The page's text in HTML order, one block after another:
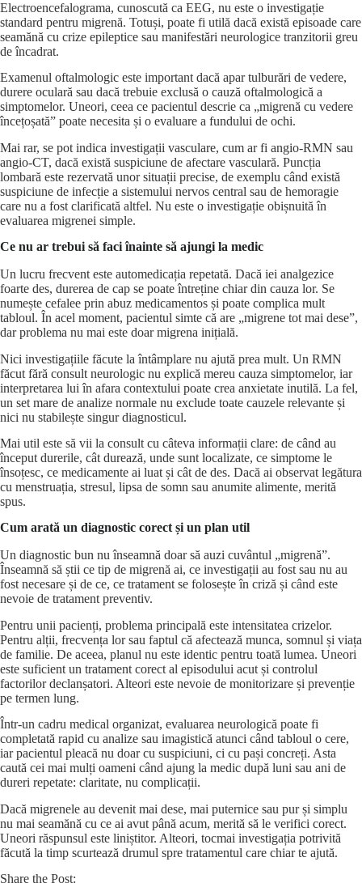
Electroencefalograma, cunoscută ca EEG, nu este o investigație
standard pentru migrenă. Totuși, poate fi utilă dacă există episoade care
seamănă cu crize epileptice sau manifestări neurologice tranzitorii greu
de încadrat.
Examenul oftalmologic este important dacă apar tulburări de vedere,
durere oculară sau dacă trebuie exclusă o cauză oftalmologică a
simptomelor. Uneori, ceea ce pacientul descrie ca „migrenă cu vedere
încețoșată” poate necesita și o evaluare a fundului de ochi.
Mai rar, se pot indica investigații vasculare, cum ar fi angio-RMN sau
angio-CT, dacă există suspiciune de afectare vasculară. Puncția
lombară este rezervată unor situații precise, de exemplu când există
suspiciune de infecție a sistemului nervos central sau de hemoragie
care nu a fost clarificată altfel. Nu este o investigație obișnuită în
evaluarea migrenei simple.
Ce nu ar trebui să faci înainte să ajungi la medic
Un lucru frecvent este automedicația repetată. Dacă iei analgezice
foarte des, durerea de cap se poate întreține chiar din cauza lor. Se
numește cefalee prin abuz medicamentos și poate complica mult
tabloul. În acel moment, pacientul simte că are „migrene tot mai dese”,
dar problema nu mai este doar migrena inițială.
Nici investigațiile făcute la întâmplare nu ajută prea mult. Un RMN
făcut fără consult neurologic nu explică mereu cauza simptomelor, iar
interpretarea lui în afara contextului poate crea anxietate inutilă. La fel,
un set mare de analize normale nu exclude toate cauzele relevante și
nici nu stabilește singur diagnosticul.
Mai util este să vii la consult cu câteva informații clare: de când au
început durerile, cât durează, unde sunt localizate, ce simptome le
însoțesc, ce medicamente ai luat și cât de des. Dacă ai observat legătura
cu menstruația, stresul, lipsa de somn sau anumite alimente, merită
spus.
Cum arată un diagnostic corect și un plan util
Un diagnostic bun nu înseamnă doar să auzi cuvântul „migrenă”.
Înseamnă să știi ce tip de migrenă ai, ce investigații au fost sau nu au
fost necesare și de ce, ce tratament se folosește în criză și când este
nevoie de tratament preventiv.
Pentru unii pacienți, problema principală este intensitatea crizelor.
Pentru alții, frecvența lor sau faptul că afectează munca, somnul și viața
de familie. De aceea, planul nu este identic pentru toată lumea. Uneori
este suficient un tratament corect al episodului acut și controlul
factorilor declanșatori. Alteori este nevoie de monitorizare și prevenție
pe termen lung.
Într-un cadru medical organizat, evaluarea neurologică poate fi
completată rapid cu analize sau imagistică atunci când tabloul o cere,
iar pacientul pleacă nu doar cu suspiciuni, ci cu pași concreți. Asta
caută cei mai mulți oameni când ajung la medic după luni sau ani de
dureri repetate: claritate, nu complicații.
Dacă migrenele au devenit mai dese, mai puternice sau pur și simplu
nu mai seamănă cu ce ai avut până acum, merită să le verifici corect.
Uneori răspunsul este liniștitor. Alteori, tocmai investigația potrivită
făcută la timp scurtează drumul spre tratamentul care chiar te ajută.
Share the Post: